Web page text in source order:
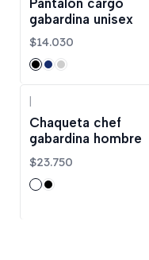
gabardina unisex
$14.030
Chaqueta chef
gabardina hombre
$23.750